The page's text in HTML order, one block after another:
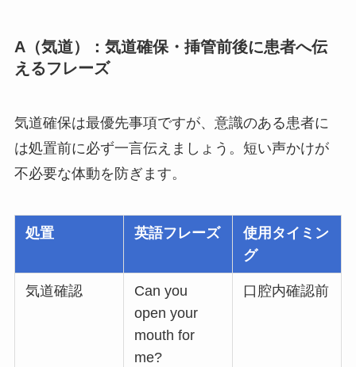
A（気道）：気道確保・挿管前後に患者へ伝
えるフレーズ
気道確保は最優先事項ですが、意識のある患者に
は処置前に必ず一言伝えましょう。短い声かけが
不必要な体動を防ぎます。
処置 英語フレーズ
使用タイミン
グ
気道確認
Can you
open your
mouth for
me?
口腔内確認前